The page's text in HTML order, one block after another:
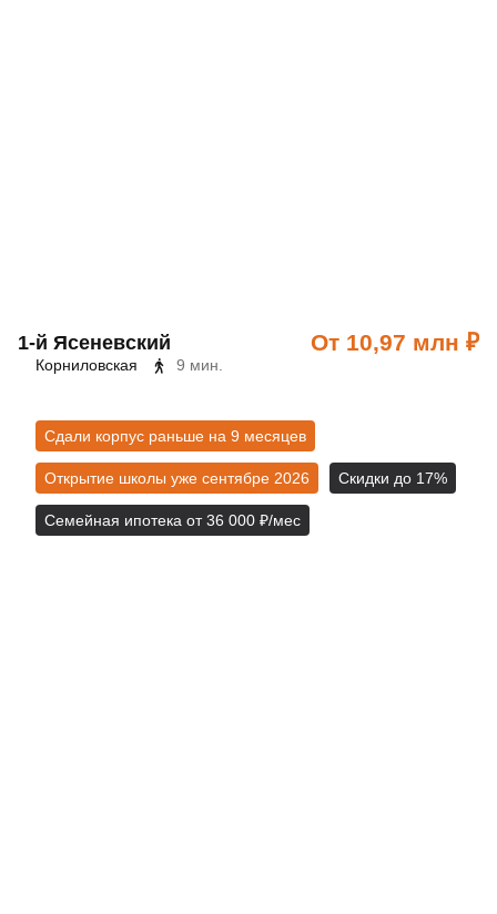
1‑й Ясеневский От 10,97 млн ₽
Корниловская 9 мин.
Сдали корпус раньше на 9 месяцев
Открытие школы уже сентябре 2026 Скидки до 17%
Семейная ипотека от 36 000 ₽/мес